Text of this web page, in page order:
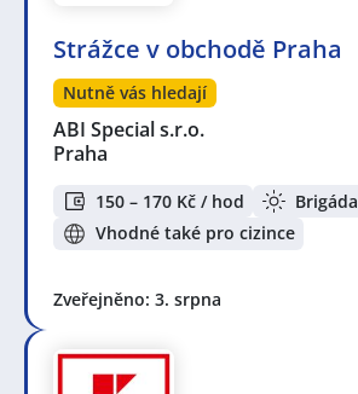
Strážce v obchodě Praha
Nutně vás hledají
ABI Special s.r.o.
Praha
150 – 170 Kč / hod
Brigáda
Vhodné také pro cizince
Zveřejněno: 3. srpna